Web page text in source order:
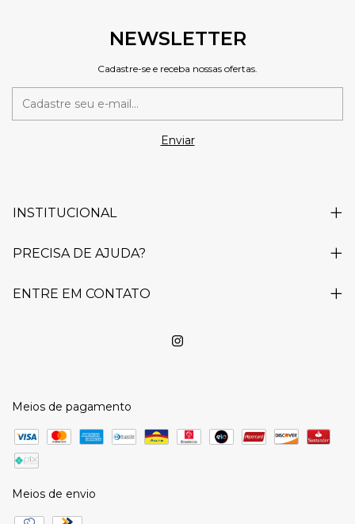
NEWSLETTER
Cadastre-se e receba nossas ofertas.
INSTITUCIONAL
PRECISA DE AJUDA?
ENTRE EM CONTATO
Meios de pagamento
Meios de envio